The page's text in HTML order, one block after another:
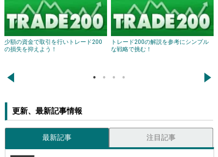
少額の資金で取引を行いトレード200
の損失を抑えよう！
トレード200の解説を参考にシンプル
な戦略で挑む！
← →
更新、最新記事情報
最新記事 注目記事